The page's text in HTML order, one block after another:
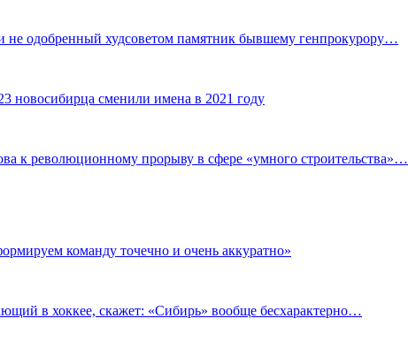
не одобренный худсоветом памятник бывшему генпрокурору…
новосибирца сменили имена в 2021 году
к революционному прорыву в сфере «умного строительства»…
команду точечно и очень аккуратно»
в хоккее, скажет: «Сибирь» вообще бесхарактерно…